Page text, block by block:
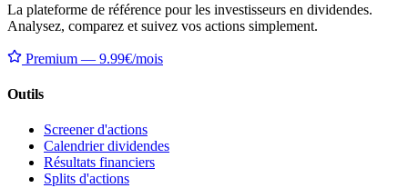
La plateforme de référence pour les investisseurs en dividendes.
Analysez, comparez et suivez vos actions simplement.
Premium — 9.99€/mois
Outils
Screener d'actions
Calendrier dividendes
Résultats financiers
Splits d'actions